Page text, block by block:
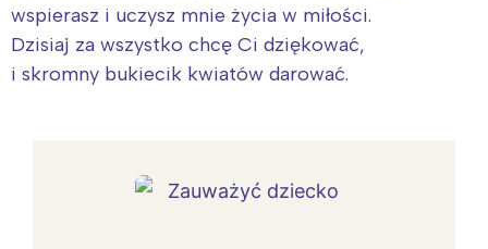
wspierasz i uczysz mnie życia w miłości.
Dzisiaj za wszystko chcę Ci dziękować,
i skromny bukiecik kwiatów darować.